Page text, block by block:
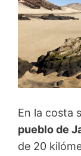
En la costa
pueblo de
de 20